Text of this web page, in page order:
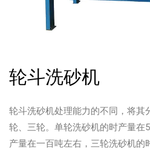
轮斗洗砂机
轮斗洗砂机处理能力的不同，将其
轮、三轮。单轮洗砂机的时产量在
产量在一百吨左右，三轮洗砂机的